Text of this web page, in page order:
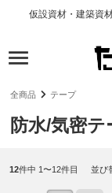
仮設資材・建築資
全商品 テープ
防水/気密テ
12件中 1〜12件目 並び